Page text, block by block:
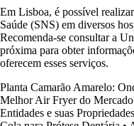
Em Lisboa, é possível
Saúde (SNS) em diversos
Recomenda-se consultar a
próxima para obter
oferecem esses serviços.
Planta Camarão Amarelo:
Melhor Air Fryer do
Entidades e suas